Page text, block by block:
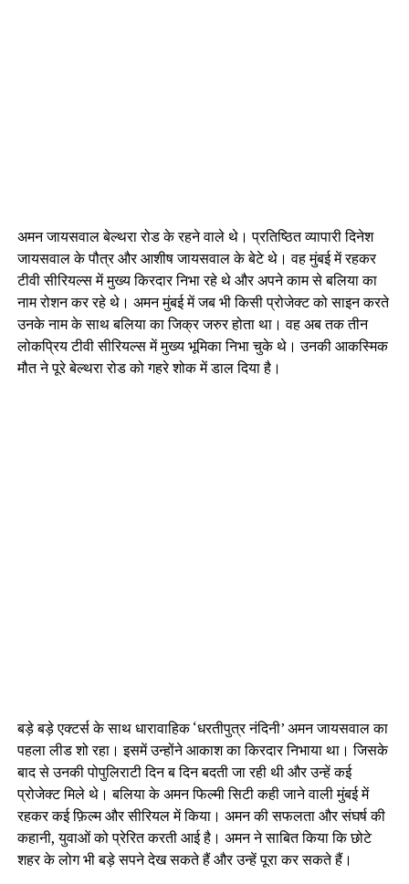
अमन जायसवाल बेल्थरा रोड के रहने वाले थे। प्रतिष्ठित व्यापारी दिनेश
जायसवाल के पौत्र और आशीष जायसवाल के बेटे थे। वह मुंबई में रहकर
टीवी सीरियल्स में मुख्य किरदार निभा रहे थे और अपने काम से बलिया का
नाम रोशन कर रहे थे। अमन मुंबई में जब भी किसी प्रोजेक्ट को साइन करते
उनके नाम के साथ बलिया का जिक्र जरुर होता था। वह अब तक तीन
लोकप्रिय टीवी सीरियल्स में मुख्य भूमिका निभा चुके थे। उनकी आकस्मिक
मौत ने पूरे बेल्थरा रोड को गहरे शोक में डाल दिया है।
बड़े बड़े एक्टर्स के साथ धारावाहिक ‘धरतीपुत्र नंदिनी’ अमन जायसवाल का
पहला लीड शो रहा। इसमें उन्होंने आकाश का किरदार निभाया था। जिसके
बाद से उनकी पोपुलिराटी दिन ब दिन बदती जा रही थी और उन्हें कई
प्रोजेक्ट मिले थे। बलिया के अमन फिल्मी सिटी कही जाने वाली मुंबई में
रहकर कई फ़िल्म और सीरियल में किया। अमन की सफलता और संघर्ष की
कहानी, युवाओं को प्रेरित करती आई है। अमन ने साबित किया कि छोटे
शहर के लोग भी बड़े सपने देख सकते हैं और उन्हें पूरा कर सकते हैं।